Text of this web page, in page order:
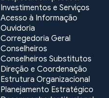
Investimentos e Serviços
Acesso à Informação
Ouvidoria
Corregedoria Geral
Conselheiros
Conselheiros Substitutos
Direção e Coordenação
Estrutura Organizacional
Planejamento Estratégico